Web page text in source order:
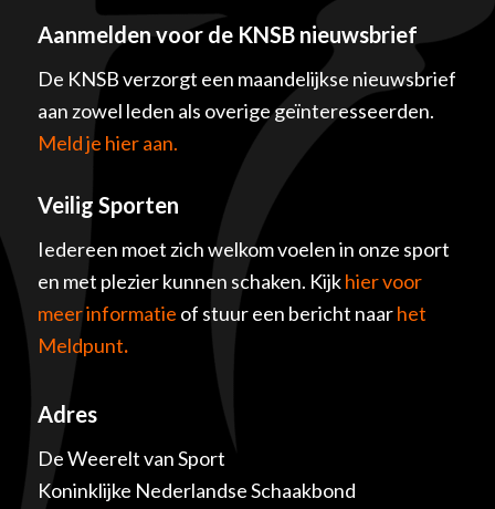
Aanmelden voor de KNSB nieuwsbrief
De KNSB verzorgt een maandelijkse nieuwsbrief
aan zowel leden als overige geïnteresseerden.
Meld je hier aan.
Veilig Sporten
Iedereen moet zich welkom voelen in onze sport
en met plezier kunnen schaken. Kijkhier voor
meer informatie of stuur een bericht naarhet
Meldpunt.
Adres
De Weerelt van Sport
Koninklijke Nederlandse Schaakbond